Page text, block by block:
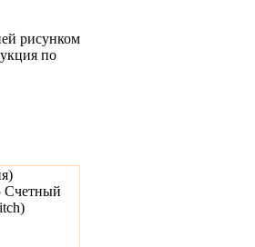
рисунком
по
Счетный